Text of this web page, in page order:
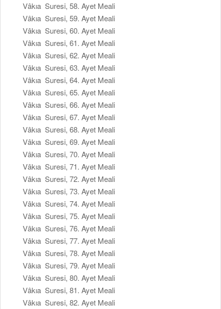
Vâkıa Suresi, 58. Ayet Meali
Vâkıa Suresi, 59. Ayet Meali
Vâkıa Suresi, 60. Ayet Meali
Vâkıa Suresi, 61. Ayet Meali
Vâkıa Suresi, 62. Ayet Meali
Vâkıa Suresi, 63. Ayet Meali
Vâkıa Suresi, 64. Ayet Meali
Vâkıa Suresi, 65. Ayet Meali
Vâkıa Suresi, 66. Ayet Meali
Vâkıa Suresi, 67. Ayet Meali
Vâkıa Suresi, 68. Ayet Meali
Vâkıa Suresi, 69. Ayet Meali
Vâkıa Suresi, 70. Ayet Meali
Vâkıa Suresi, 71. Ayet Meali
Vâkıa Suresi, 72. Ayet Meali
Vâkıa Suresi, 73. Ayet Meali
Vâkıa Suresi, 74. Ayet Meali
Vâkıa Suresi, 75. Ayet Meali
Vâkıa Suresi, 76. Ayet Meali
Vâkıa Suresi, 77. Ayet Meali
Vâkıa Suresi, 78. Ayet Meali
Vâkıa Suresi, 79. Ayet Meali
Vâkıa Suresi, 80. Ayet Meali
Vâkıa Suresi, 81. Ayet Meali
Vâkıa Suresi, 82. Ayet Meali